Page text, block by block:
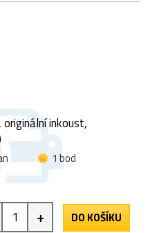
inkoust,
1 bod
+ DO KOŠÍKU